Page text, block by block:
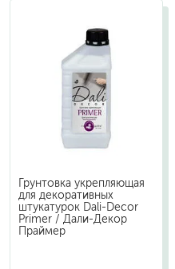
Грунтовка укрепляющая
для декоративных
штукатурок Dali-Decor
Primer / Дали-Декор
Праймер